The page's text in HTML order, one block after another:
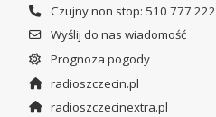
Czujny non stop: 510 777 222
Wyślij do nas wiadomość
Prognoza pogody
radioszczecin.pl
radioszczecinextra.pl